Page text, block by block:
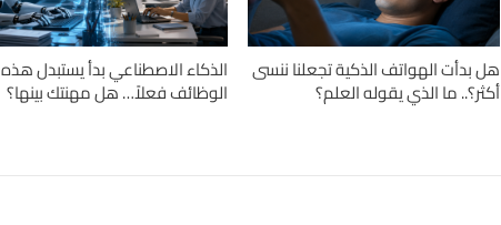
هل بدأت الهواتف الذكية تجعلنا ننسى
أكثر؟.. ما الذي يقوله العلم؟
الذكاء الاصطناعي بدأ يستبدل هذه
الوظائف فعلاً… هل مهنتك بينها؟